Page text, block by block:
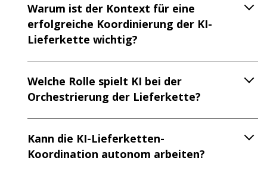
Warum ist der Kontext für eine
erfolgreiche Koordinierung der KI-
Lieferkette wichtig?
Welche Rolle spielt KI bei der
Orchestrierung der Lieferkette?
Kann die KI-Lieferketten-
Koordination autonom arbeiten?